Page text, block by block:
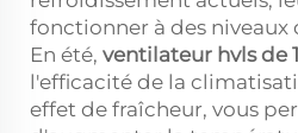
fonctionner à des niveaux
En été, ventilateur hvls de
l'efficacité de la
effet de fraîcheur, vous